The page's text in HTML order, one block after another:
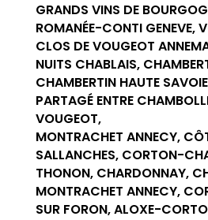
GRANDS VINS DE
ROMANÉE-CONTI GENEVE,
CLOS DE VOUGEOT
NUITS CHABLAIS,
CHAMBERTIN HAUTE
PARTAGÉ ENTRE
VOUGEOT,
MONTRACHET ANNECY,
SALLANCHES, CORTON-
THONON, CHARDONNAY,
MONTRACHET ANNECY,
SUR FORON, ALOXE-